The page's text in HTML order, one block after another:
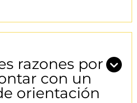
razones por
con un
orientación